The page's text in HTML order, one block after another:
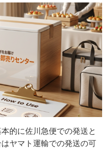
的に佐川急便での発送と
ヤマト運輸での発送の可